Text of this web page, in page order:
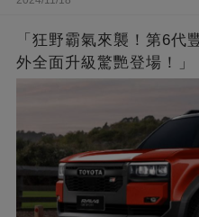
「狂野霸氣來襲！第6代
外全面升級驚艷登場！」